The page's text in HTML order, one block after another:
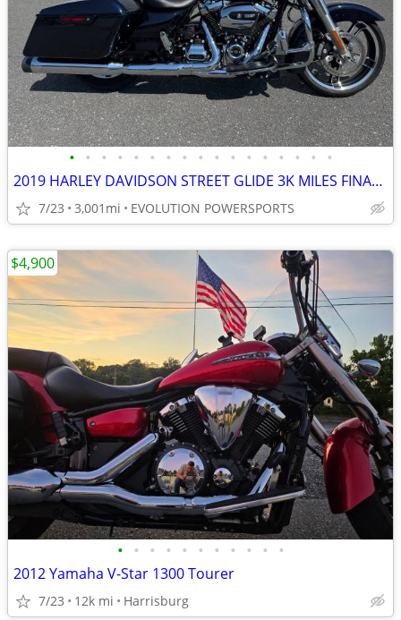
• • • • • • • • • • • • • • • • •
2019 HARLEY DAVIDSON STREET GLIDE 3K MILES FINANCING AVALABLE
7/23 3,001mi EVOLUTION POWERSPORTS
• • • • • • • • • • •
2012 Yamaha V-Star 1300 Tourer
7/23 12k mi Harrisburg
$4,900